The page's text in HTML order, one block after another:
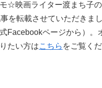
☆映画ライター渡まち子
を転載させていただきま
Facebookページから）。
たい方はこちら をご覧くだ